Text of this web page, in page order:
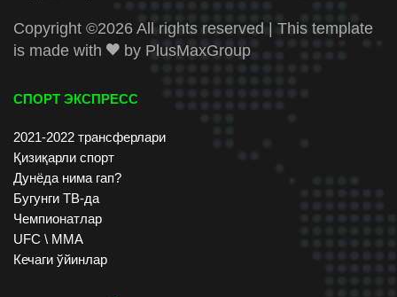
Copyright ©2026 All rights reserved | This template
is made with
by PlusMaxGroup
СПОРТ ЭКСПРЕСС
2021-2022 трансферлари
Қизиқарли спорт
Дунёда нима гап?
Бугунги ТВ-да
Чемпионатлар
UFC \ ММА
Кечаги ўйинлар